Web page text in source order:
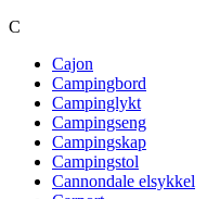
C
Cajon
Campingbord
Campinglykt
Campingseng
Campingskap
Campingstol
Cannondale elsykkel